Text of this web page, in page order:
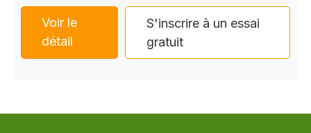
Voir le
détail
S'inscrire à un essai
gratuit